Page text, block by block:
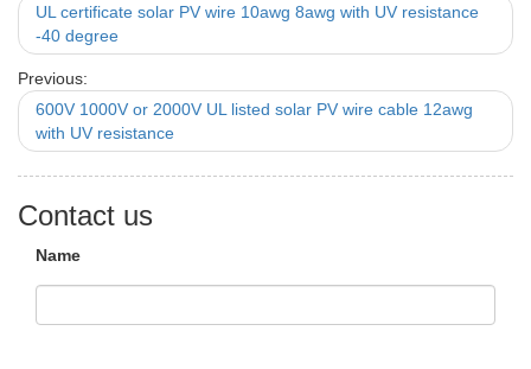
UL certificate solar PV wire 10awg 8awg with UV resistance
-40 degree
Previous:
600V 1000V or 2000V UL listed solar PV wire cable 12awg
with UV resistance
Contact us
Name